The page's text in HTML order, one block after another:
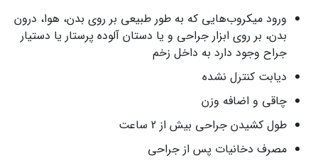
ورود میکروب‌هایی که به طور طبیعی بر روی بدن، هوا، درون
بدن، بر روی ابزار جراحی و یا دستان آلوده پرستار یا دستیار
جراح وجود دارد به داخل زخم
دیابت کنترل نشده
چاقی و اضافه وزن
طول کشیدن جراحی بیش از 2 ساعت
مصرف دخانیات پس از جراحی